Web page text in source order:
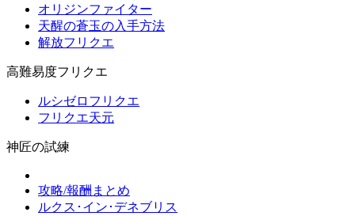
オリジンファイター
天醒の蒼玉の入手方法
解放フリクエ
高難易度フリクエ
ルシゼロフリクエ
フリクエ天元
神匠の試練
攻略/報酬まとめ
ルクス･イン･デネブリス